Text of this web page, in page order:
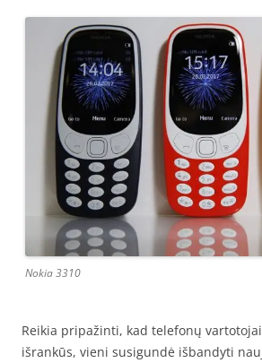
Nokia 3310
Reikia pripažinti, kad telefonų
išrankūs, vieni susigundė išbandyti